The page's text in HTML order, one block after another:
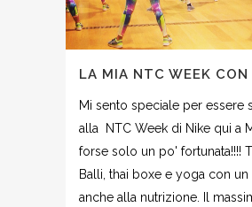
LA MIA NTC WEEK CON
Mi sento speciale per essere
alla NTC Week di Nike qui a
forse solo un po' fortunata!!!!
Balli, thai boxe e yoga con
anche alla nutrizione. Il